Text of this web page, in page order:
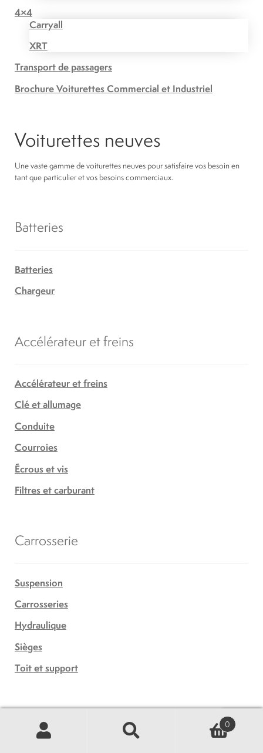
4×4
Carryall
XRT
Transport de passagers
Brochure Voiturettes Commercial et Industriel
Voiturettes neuves
Une vaste gamme de voiturettes neuves pour satisfaire vos besoin en
tant que particulier et vos besoins commerciaux.
Batteries
Batteries
Chargeur
Accélérateur et freins
Accélérateur et freins
Clé et allumage
Conduite
Courroies
Écrous et vis
Filtres et carburant
Carrosserie
Suspension
Carrosseries
Hydraulique
Sièges
Toit et support
Moteurs et transmissions
Recherche
Recherche
0